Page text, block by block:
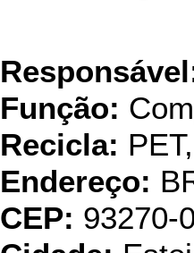
Função:
Recicla:
Endereço:
CEP: 93270-